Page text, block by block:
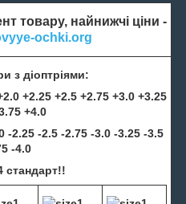
товару, найнижчі ціни -
ochki.org
з діоптріями:
+2.25 +2.5 +2.75 +3.0 +3.25
+4.0
-2.25 -2.5 -2.75 -3.0 -3.25 -3.5
-4.0
стандарт!!